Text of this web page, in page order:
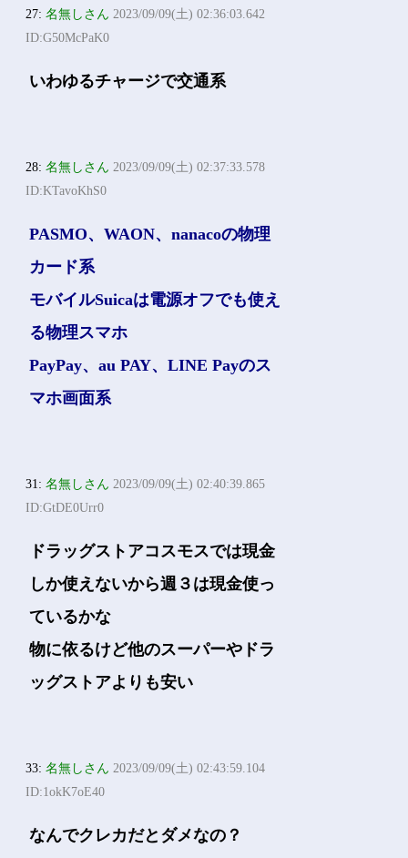
27:名無しさん 2023/09/09(土) 02:36:03.642
ID:G50McPaK0
いわゆるチャージで交通系
28:名無しさん 2023/09/09(土) 02:37:33.578
ID:KTavoKhS0
PASMO、WAON、nanacoの物理
カード系
モバイルSuicaは電源オフでも使え
る物理スマホ
PayPay、au PAY、LINE Payのス
マホ画面系
31:名無しさん 2023/09/09(土) 02:40:39.865
ID:GtDE0Urr0
ドラッグストアコスモスでは現金
しか使えないから週３は現金使っ
ているかな
物に依るけど他のスーパーやドラ
ッグストアよりも安い
33:名無しさん 2023/09/09(土) 02:43:59.104
ID:1okK7oE40
なんでクレカだとダメなの？